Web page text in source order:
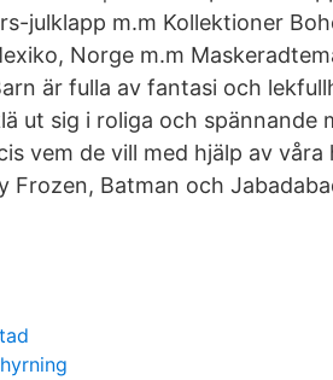
julklapp m.m Kollektioner
Norge m.m
är fulla av fantasi och
ut sig i roliga och spännande
vem de vill med hjälp av
Frozen, Batman och